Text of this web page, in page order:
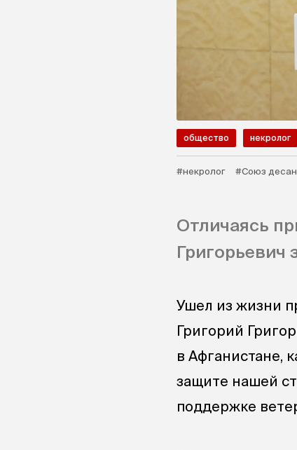
общество некролог
#некролог #Союз
Отличаясь
Григорьевич
Ушел из жизни
Григорий
в Афганистане,
защите нашей
поддержке